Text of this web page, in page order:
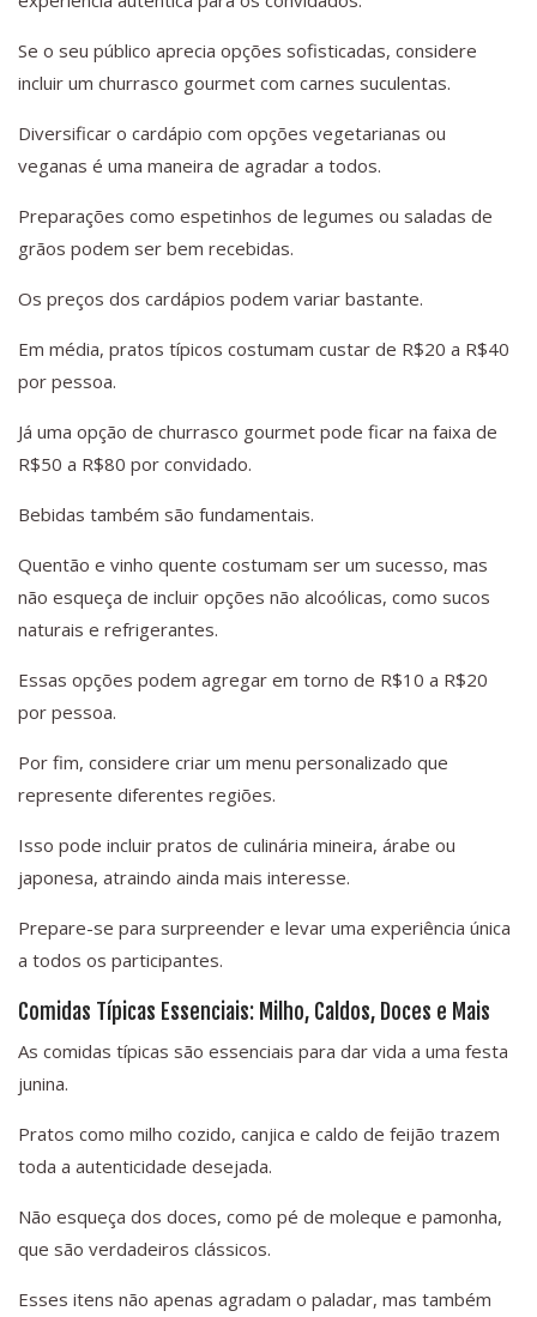
Se o seu público aprecia opções sofisticadas, considere
incluir um churrasco gourmet com carnes suculentas.
Diversificar o cardápio com opções vegetarianas ou
veganas é uma maneira de agradar a todos.
Preparações como espetinhos de legumes ou saladas de
grãos podem ser bem recebidas.
Os preços dos cardápios podem variar bastante.
Em média, pratos típicos costumam custar de R$20 a R$40
por pessoa.
Já uma opção de churrasco gourmet pode ficar na faixa de
R$50 a R$80 por convidado.
Bebidas também são fundamentais.
Quentão e vinho quente costumam ser um sucesso, mas
não esqueça de incluir opções não alcoólicas, como sucos
naturais e refrigerantes.
Essas opções podem agregar em torno de R$10 a R$20
por pessoa.
Por fim, considere criar um menu personalizado que
represente diferentes regiões.
Isso pode incluir pratos de culinária mineira, árabe ou
japonesa, atraindo ainda mais interesse.
Prepare-se para surpreender e levar uma experiência única
a todos os participantes.
Comidas Típicas Essenciais: Milho, Caldos, Doces e Mais
As comidas típicas são essenciais para dar vida a uma festa
junina.
Pratos como milho cozido, canjica e caldo de feijão trazem
toda a autenticidade desejada.
Não esqueça dos doces, como pé de moleque e pamonha,
que são verdadeiros clássicos.
Esses itens não apenas agradam o paladar, mas também